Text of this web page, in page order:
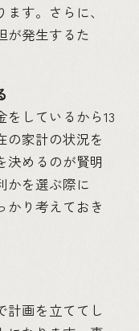
す。さらに、
が発生するた
をしているから13
の家計の状況を
決めるのが賢明
かを選ぶ際に
かり考えておき
計画を立ててし